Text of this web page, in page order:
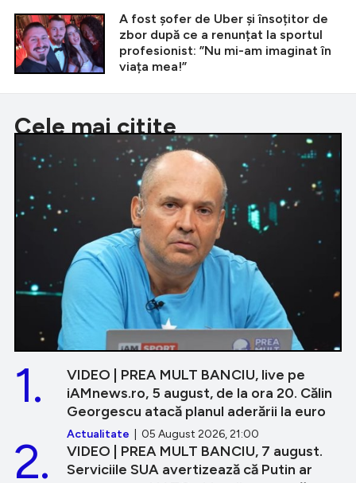
A fost șofer de Uber și însoțitor de
zbor după ce a renunțat la sportul
profesionist: ”Nu mi-am imaginat în
viața mea!”
Cele mai citite
VIDEO | PREA MULT BANCIU, live pe
iAMnews.ro, 5 august, de la ora 20. Călin
Georgescu atacă planul aderării la euro
Actualitate | 05 August 2026, 21:00
1.
VIDEO | PREA MULT BANCIU, 7 august.
Serviciile SUA avertizează că Putin ar
2.